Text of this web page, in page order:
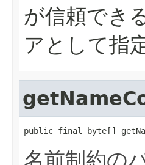
が信頼でき
アとして指
public final byte[]
名前制約の